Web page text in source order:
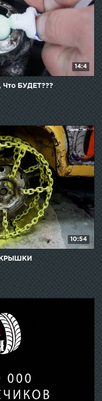
14:4
БУДЕТ???
10:54